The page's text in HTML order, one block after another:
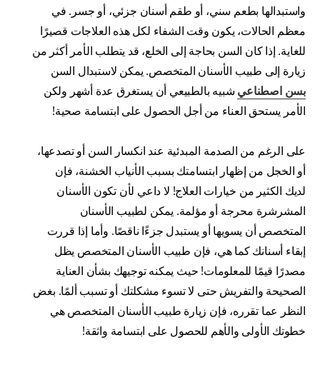
واستبدالها بطعم سني، أو طقم أسنان جزئي، أو جسر. في
معظم الحالات، يكون وقت الشفاء لكل هذه العلاجات قصيرًا
للغاية. إذا كان السن بحاجة إلى الخلع، قد يتطلب الأمر أكثر من
زيارة إلى طبيب الأسنان المتخصص. يمكن لاستبدال السن
بسن اصطناعي شبيه بالطبيعي أن يستغرق عدة أشهر ولكن
الأمر يستحق العناء من أجل الحصول على ابتسامة صحية!
على الرغم من الصدمة المبدئية عند انكسار السن أو تصدعها،
أو الخجل من إظهار ابتسامتك بسبب الأنياب الخشنة، فإن
لديك الكثير من خيارات العلاج! لا داعي لأن تكون الأسنان
المشرشرة محرجة أو مؤلمة. يمكن لطبيب الأسنان
المتخصص أن يسويها أو يستبدل جزءًا ناقصًا. وأما إذا قررت
إبقاء أسنانك كما هي، فإن طبيب الأسنان المتخصص يظل
مصدرًا قيمًا للمعلومات! حيث يمكنه توجيهك بشأن العناية
الصحيحة والتفريش حتى لا تسوء مشكلتك أو تسبب ألمًا. بغض
النظر عما تقرره، فإن زيارة طبيب الأسنان المتخصص هي
خطوتك الأولى والأهم للحصول على ابتسامة واثقة!